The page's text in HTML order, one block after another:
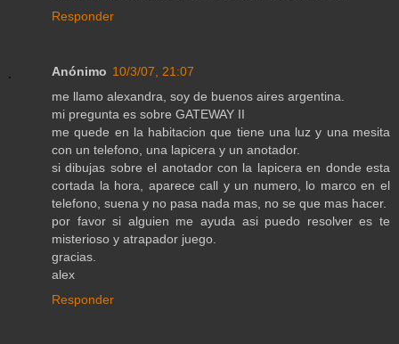
Responder
Anónimo 10/3/07, 21:07
me llamo alexandra, soy de buenos aires argentina.
mi pregunta es sobre GATEWAY II
me quede en la habitacion que tiene una luz y una mesita
con un telefono, una lapicera y un anotador.
si dibujas sobre el anotador con la lapicera en donde esta
cortada la hora, aparece call y un numero, lo marco en el
telefono, suena y no pasa nada mas, no se que mas hacer.
por favor si alguien me ayuda asi puedo resolver es te
misterioso y atrapador juego.
gracias.
alex
Responder